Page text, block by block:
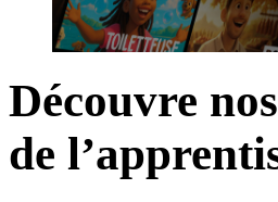
Découvre
de